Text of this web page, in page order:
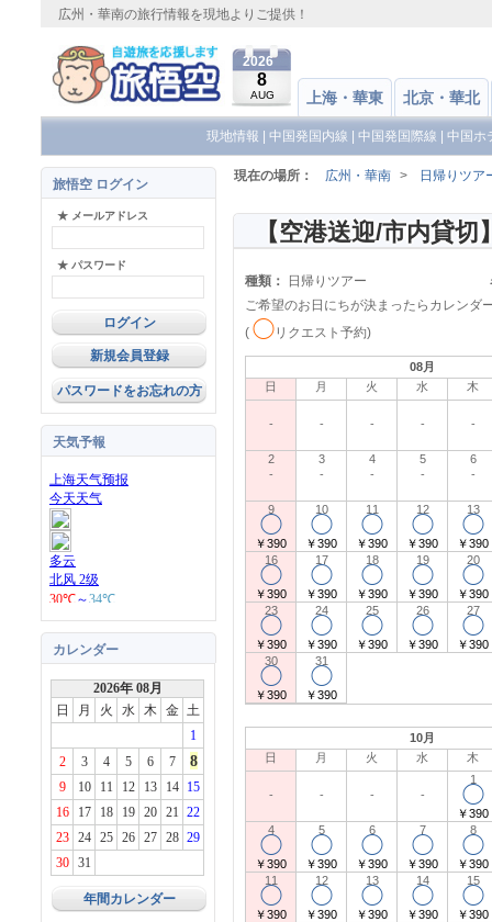
広州・華南の旅行情報を現地よりご提供！
2026
8
AUG 上海・華東 北京・華北
現地情報 中国発国内線 中国発国際線 中国ホ
旅悟空 ログイン
★ メールアドレス
★ パスワード
新規会員登録
パスワードをお忘れの方
天気予報
カレンダー
2026年 08月
日
月 火 水 木 金 土
1
2
3 4 5 6 7 8
9 10 11 12 13 14
15
16
17 18 19 20 21 22
23
24 25 26 27 28 29
30
31
年間カレンダー
現在の場所： 広州・華南 > 日帰りツア
種類： 日帰りツアー
ご希望のお日にちが決まったらカレンダ
( ◯ リクエスト予約)
08月
日
月 火 水 木
- - - - -
2
-
3
-
4
-
5
-
6
-
9
◯
￥390
10
◯
￥390
11
◯
￥390
12
◯
￥390
13
◯
￥390
16
◯
￥390
17
◯
￥390
18
◯
￥390
19
◯
￥390
20
◯
￥390
23
◯
￥390
24
◯
￥390
25
◯
￥390
26
◯
￥390
27
◯
￥390
30
◯
￥390
31
◯
￥390
10月
日
月 火 水 木
- - - -
1
◯
￥390
4
◯
￥390
5
◯
￥390
6
◯
￥390
7
◯
￥390
8
◯
￥390
11
◯
￥390
12
◯
￥390
13
◯
￥390
14
◯
￥390
15
◯
￥390